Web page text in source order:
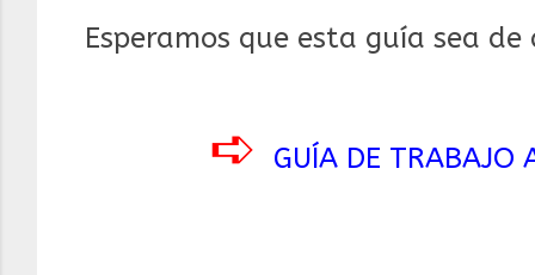
Esperamos que esta guía sea
➪ GUÍA DE